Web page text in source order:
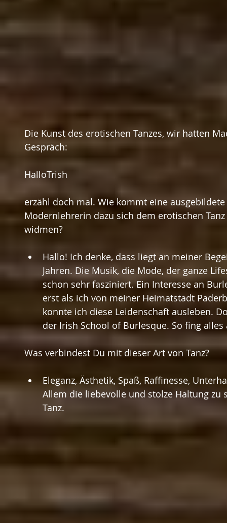
Die Kunst des erotischen Tanzes, wir hatten
Gespräch:
HalloTrish
erzähl doch mal. Wie kommt eine
Modernlehrerin dazu sich dem erotischen
widmen?
Hallo! Ich denke, dass liegt an meiner
Jahren. Die Musik, die Mode, der ganze
schon sehr fasziniert. Ein Interesse an
erst als ich von meiner Heimatstadt
konnte ich diese Leidenschaft ausleben.
der Irish School of Burlesque. So fing
Was verbindest Du mit dieser Art von Tanz?
Eleganz, Ästhetik, Spaß, Raffinesse,
Allem die liebevolle und stolze Haltung
Tanz.